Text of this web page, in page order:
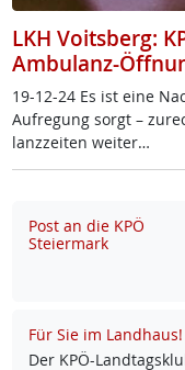
LKH Voitsberg:
Ambulanz-
19-12-24 Es ist ei­ne
Auf­re­gung sorgt –
lanz­zei­ten wei­ter…
Post an die KPÖ
Steiermark
Für Sie im Landhaus!
Der KPÖ-